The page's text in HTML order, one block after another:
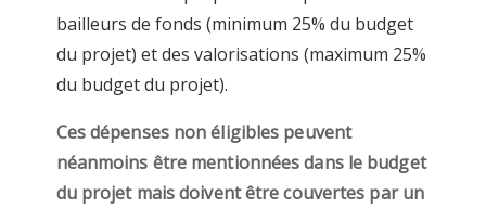
bailleurs de fonds (minimum 25% du budget
du projet) et des valorisations (maximum 25%
du budget du projet).
Ces dépenses non éligibles peuvent
néanmoins être mentionnées dans le budget
du projet mais doivent être couvertes par un